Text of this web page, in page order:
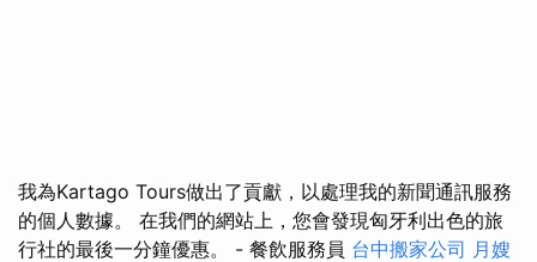
我為Kartago Tours做出了貢獻，以處理我的新聞通訊服務
的個人數據。 在我們的網站上，您會發現匈牙利出色的旅
行社的最後一分鐘優惠。 - 餐飲服務員 台中搬家公司 月嫂